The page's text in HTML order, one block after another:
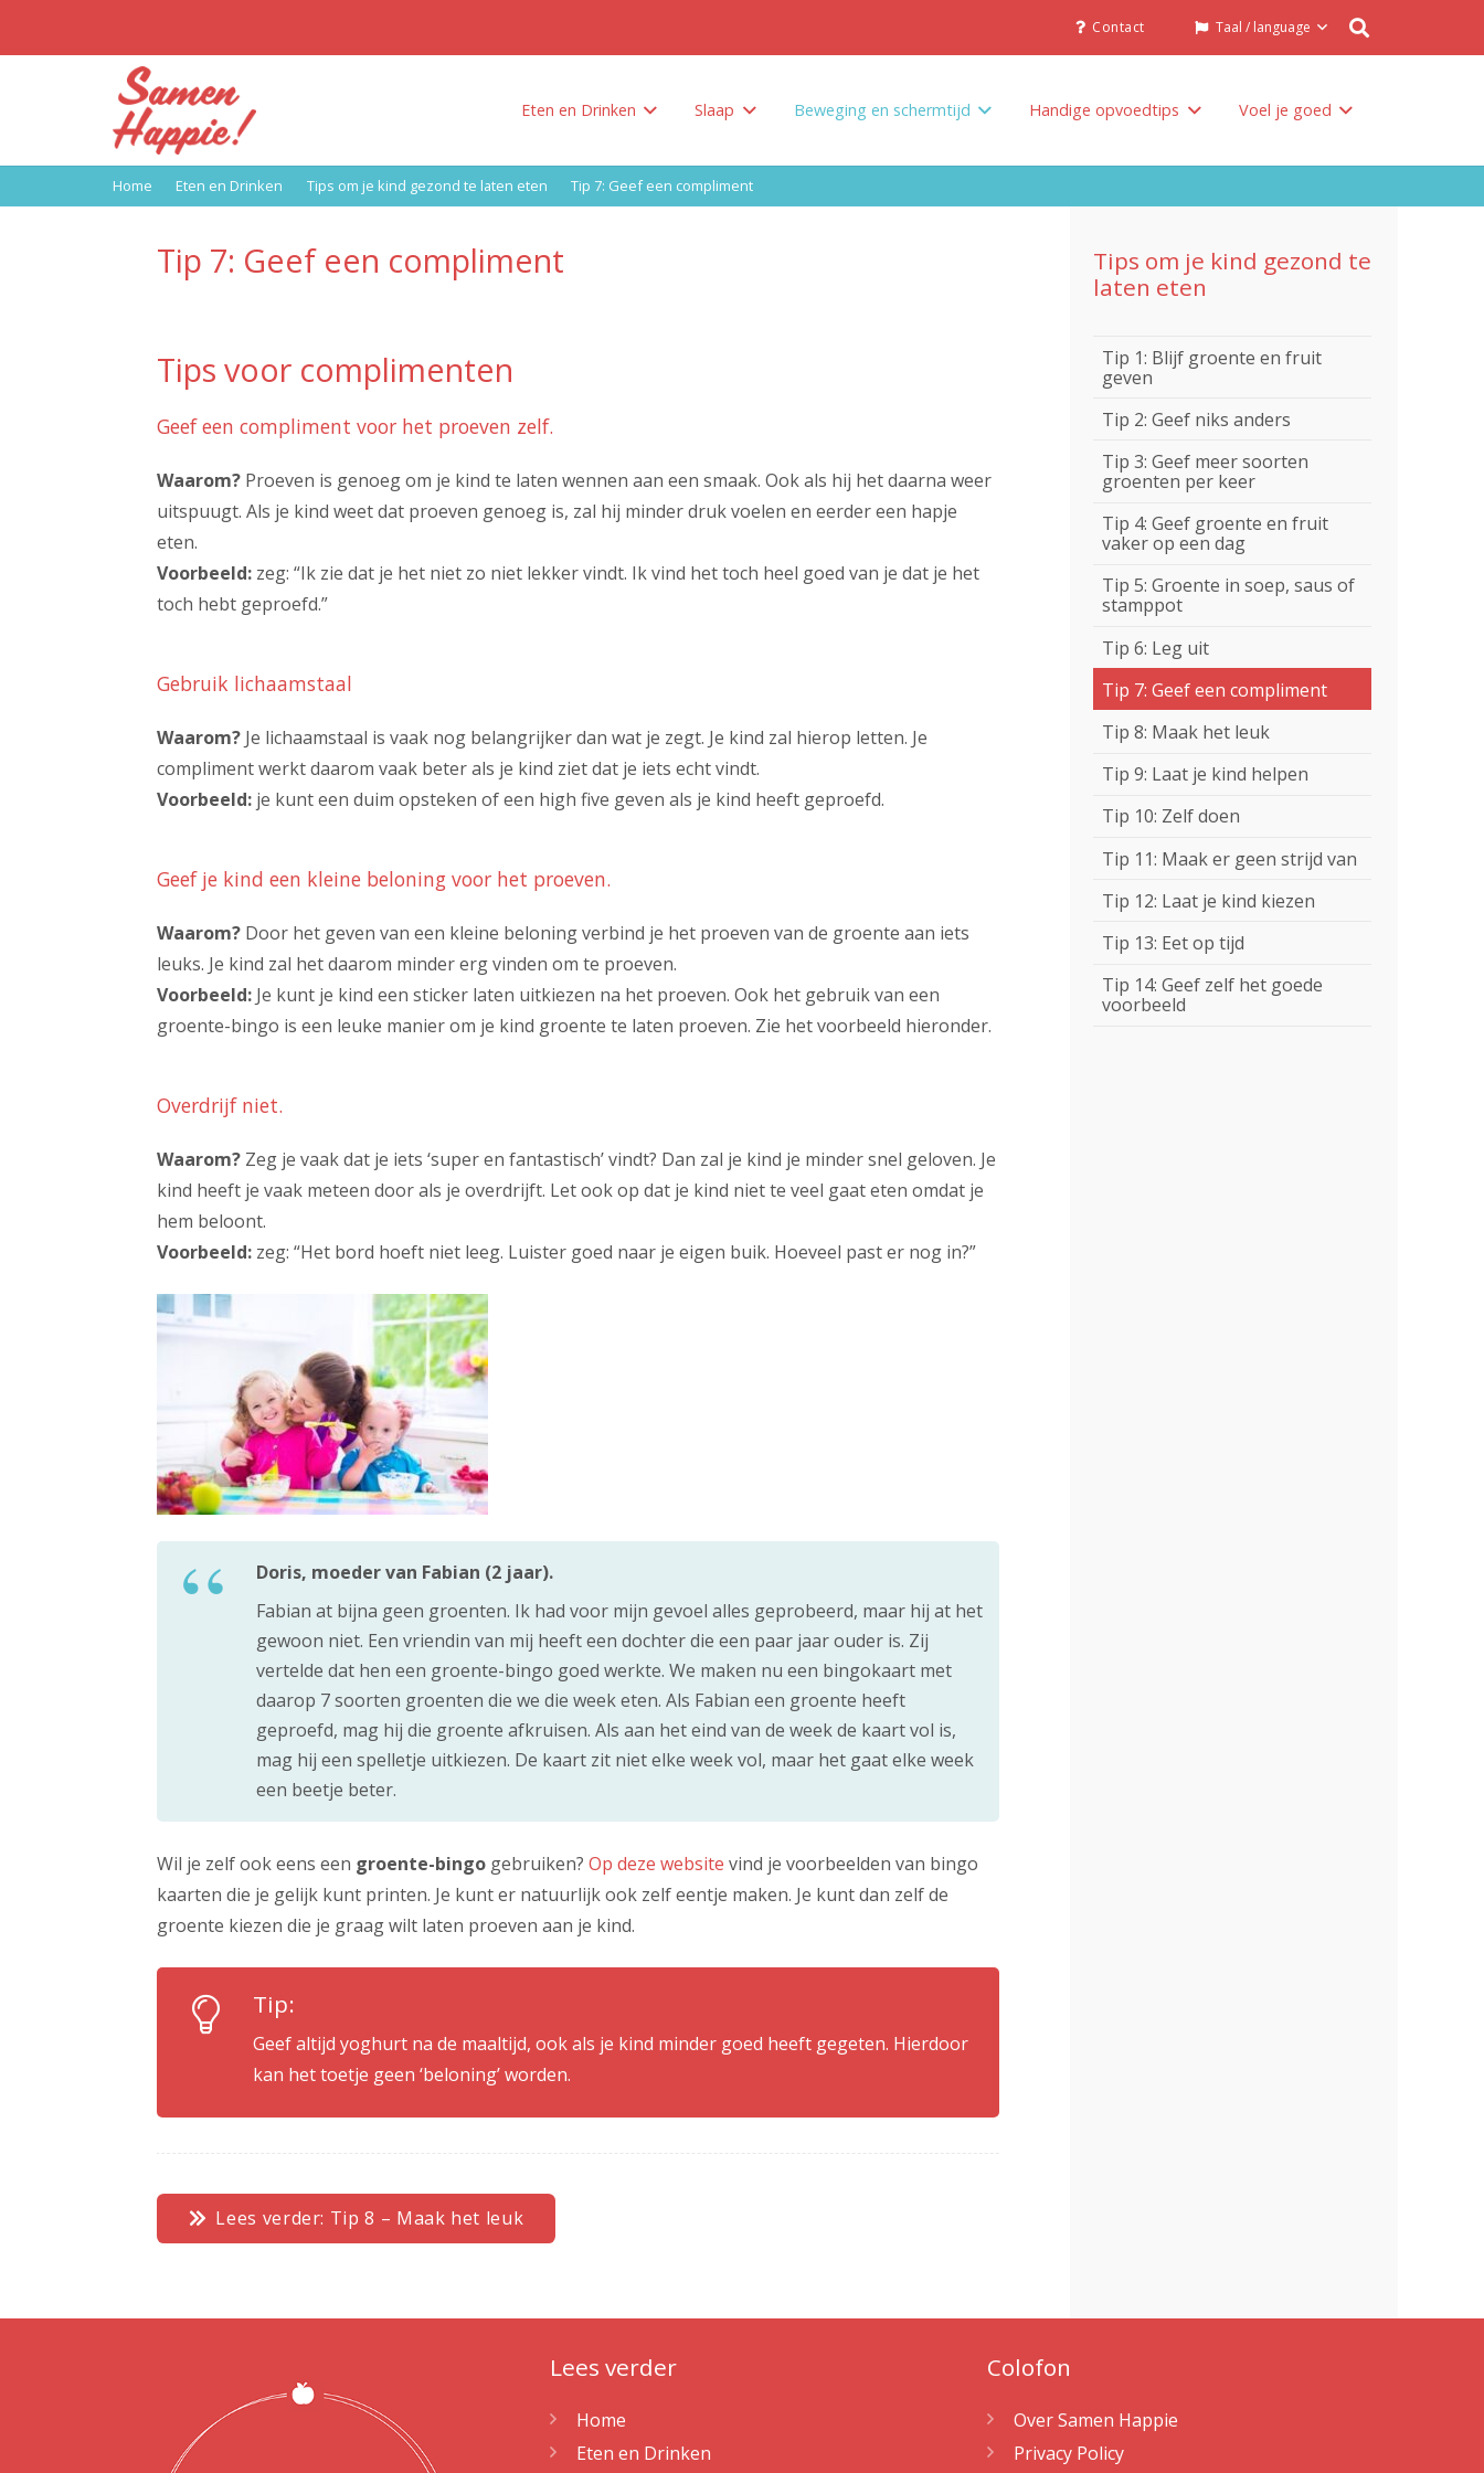
Contact Taal / language
Eten en Drinken Slaap Beweging en schermtijd Handige opvoedtips Voel je goed
Home Eten en Drinken Tips om je kind gezond te laten eten Tip 7: Geef een compliment
Tip 7: Geef een compliment
Tips voor complimenten
Geef een compliment voor het proeven zelf.
Waarom? Proeven is genoeg om je kind te laten wennen aan een smaak. Ook als hij het daarna weer
uitspuugt. Als je kind weet dat proeven genoeg is, zal hij minder druk voelen en eerder een hapje
eten.
Voorbeeld: zeg: “Ik zie dat je het niet zo niet lekker vindt. Ik vind het toch heel goed van je dat je het
toch hebt geproefd.”
Gebruik lichaamstaal
Waarom? Je lichaamstaal is vaak nog belangrijker dan wat je zegt. Je kind zal hierop letten. Je
compliment werkt daarom vaak beter als je kind ziet dat je iets echt vindt.
Voorbeeld: je kunt een duim opsteken of een high five geven als je kind heeft geproefd.
Geef je kind een kleine beloning voor het proeven.
Waarom? Door het geven van een kleine beloning verbind je het proeven van de groente aan iets
leuks. Je kind zal het daarom minder erg vinden om te proeven.
Voorbeeld: Je kunt je kind een sticker laten uitkiezen na het proeven. Ook het gebruik van een
groente-bingo is een leuke manier om je kind groente te laten proeven. Zie het voorbeeld hieronder.
Overdrijf niet.
Waarom? Zeg je vaak dat je iets ‘super en fantastisch’ vindt? Dan zal je kind je minder snel geloven. Je
kind heeft je vaak meteen door als je overdrijft. Let ook op dat je kind niet te veel gaat eten omdat je
hem beloont.
Voorbeeld: zeg: “Het bord hoeft niet leeg. Luister goed naar je eigen buik. Hoeveel past er nog in?”
Doris, moeder van Fabian (2 jaar).
Fabian at bijna geen groenten. Ik had voor mijn gevoel alles geprobeerd, maar hij at het
gewoon niet. Een vriendin van mij heeft een dochter die een paar jaar ouder is. Zij
vertelde dat hen een groente-bingo goed werkte. We maken nu een bingokaart met
daarop 7 soorten groenten die we die week eten. Als Fabian een groente heeft
geproefd, mag hij die groente afkruisen. Als aan het eind van de week de kaart vol is,
mag hij een spelletje uitkiezen. De kaart zit niet elke week vol, maar het gaat elke week
een beetje beter.
Wil je zelf ook eens een groente-bingo gebruiken? Op deze website vind je voorbeelden van bingo
kaarten die je gelijk kunt printen. Je kunt er natuurlijk ook zelf eentje maken. Je kunt dan zelf de
groente kiezen die je graag wilt laten proeven aan je kind.
Tip:
Geef altijd yoghurt na de maaltijd, ook als je kind minder goed heeft gegeten. Hierdoor
kan het toetje geen ‘beloning’ worden.
Lees verder: Tip 8 – Maak het leuk
Tips om je kind gezond te
laten eten
Tip 1: Blijf groente en fruit
geven
Tip 2: Geef niks anders
Tip 3: Geef meer soorten
groenten per keer
Tip 4: Geef groente en fruit
vaker op een dag
Tip 5: Groente in soep, saus of
stamppot
Tip 6: Leg uit
Tip 7: Geef een compliment
Tip 8: Maak het leuk
Tip 9: Laat je kind helpen
Tip 10: Zelf doen
Tip 11: Maak er geen strijd van
Tip 12: Laat je kind kiezen
Tip 13: Eet op tijd
Tip 14: Geef zelf het goede
voorbeeld
Lees verder
Home
Eten en Drinken
Colofon
Over Samen Happie
Privacy Policy